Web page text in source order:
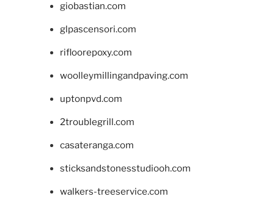
giobastian.com
glpascensori.com
rifloorepoxy.com
woolleymillingandpaving.com
uptonpvd.com
2troublegrill.com
casateranga.com
sticksandstonesstudiooh.com
walkers-treeservice.com